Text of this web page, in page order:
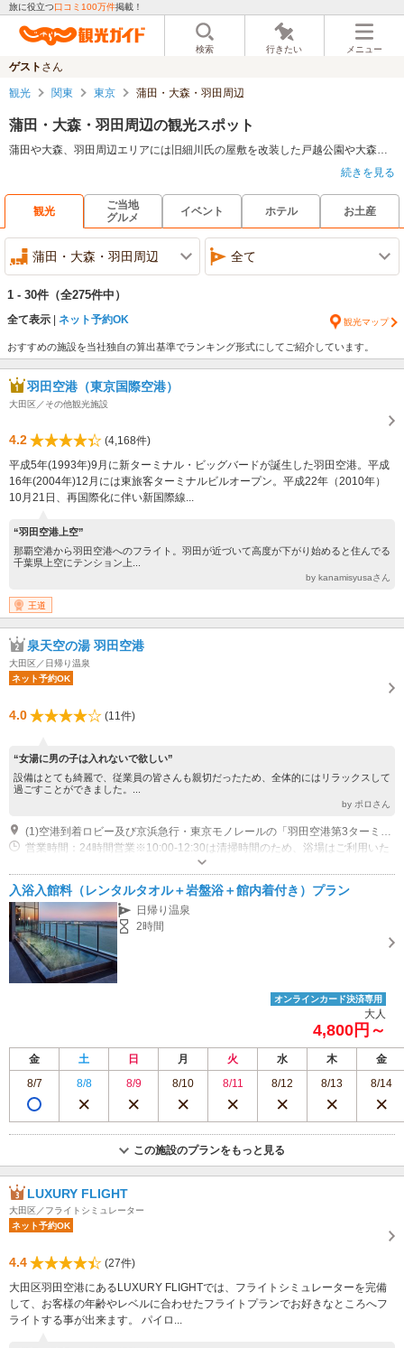
旅に役立つ口コミ100万件掲載！
検索 行きたい メニュー
ゲスト さん
観光 関東 東京 蒲田・大森・羽田周辺
蒲田・大森・羽田周辺の観光スポット
蒲田や大森、羽田周辺エリアには旧細川氏の屋敷を改装した戸越公園や大森貝塚遺跡庭園など観光には最適なスポットが数多く存在する。また、東京都とは思えないほど美しい景観と自然美を誇る洗足池周辺は散策にも最適だ。池上本門寺や多摩川台公園など、桜の名所と呼ばれるスポットが豊富なのもこのエリアの特徴であるため、春に旅行で訪れた際には是非足を運んで頂きたい。
続きを見る
観光
ご当地
グルメ
イベント ホテル お土産
蒲田・大森・羽田周辺 全て
1 - 30件 （全275件中）
全て表示 ネット予約OK 観光マップ
おすすめの施設を当社独自の算出基準でランキング形式にしてご紹介しています。
羽田空港（東京国際空港）
大田区／その他観光施設
4.2
(4,168件)
平成5年(1993年)9月に新ターミナル・ビッグバードが誕生した羽田空港。平成
16年(2004年)12月には東旅客ターミナルビルオープン。平成22年（2010年）
10月21日、再国際化に伴い新国際線...
“羽田空港上空”
那覇空港から羽田空港へのフライト。羽田が近づいて高度が下がり始めると住んでる
千葉県上空にテンション上...
by kanamisyusaさん
王道
泉天空の湯 羽田空港
大田区／日帰り温泉
ネット予約OK
4.0 (11件)
“女湯に男の子は入れないで欲しい”
設備はとても綺麗で、従業員の皆さんも親切だったため、全体的にはリラックスして
過ごすことができました。...
by ポロさん
営業時間：24時間営業※10:00-12:30は清掃時間のため、浴場はご利用いた
だけません。 営業時間：大浴場・サウナ 12:30-翌10:00 岩盤浴 12:30-翌
付 22:30) お食事処 泉天空 24時間営業 休館日：※不定期で、設備点検のた
め閉館となる日がございます。 施設お知らせよりご確認ください。
入浴入館料（レンタルタオル＋岩盤浴＋館内着付き）プラン
日帰り温泉
2時間
オンラインカード決済専用
大人
4,800円～
金 土 日 月 火 水 木
金
8/7
8/8 8/9 8/10 8/11 8/12 8/13 8/14
この施設のプランをもっと見る
LUXURY FLIGHT
大田区／フライトシミュレーター
ネット予約OK
4.4
(27件)
大田区羽田空港にあるLUXURY FLIGHTでは、フライトシミュレーターを完備
して、お客様の年齢やレベルに合わせたフライトプランでお好きなところへフ
ライトする事が出来ます。 パイロ...